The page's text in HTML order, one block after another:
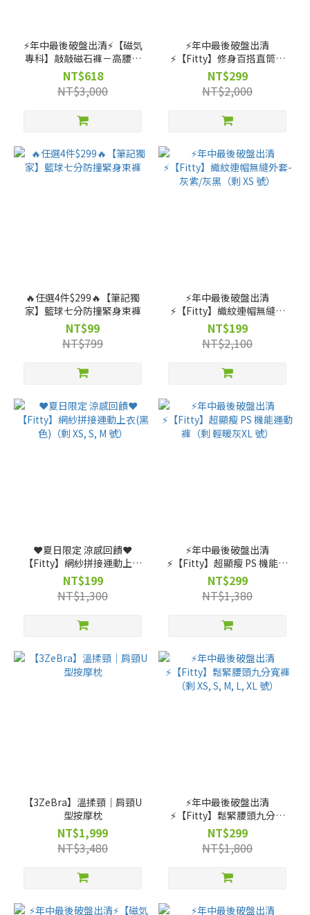
⚡️年中最後破盤出清⚡️【磁気
專科】敲敲磁石褲－高腰直
筒款（剩 XS, S, M, L, XL 號）
NT$618
NT$3,000
⚡️年中最後破盤出清
⚡️【Fitty】修身百搭直筒褲
（剩 XS, S, M, L, XL, 2XL
號）
NT$299
NT$2,000
🔥任選4件$299🔥【筆記獨
家】籃球七分防撞緊身束褲
NT$99
NT$799
⚡️年中最後破盤出清
⚡️【Fitty】織紋連帽無縫外
套-灰紫/灰黑（剩 XS 號）
NT$199
NT$2,100
❤️夏日限定 涼感回饋❤️
【Fitty】網紗拼接運動上衣
(黑色)（剩 XS, S, M 號）
NT$199
NT$1,300
⚡️年中最後破盤出清
⚡️【Fitty】超顯瘦 PS 機能運
動褲（剩 輕暖灰XL 號）
NT$299
NT$1,380
【3ZeBra】溫揉頸｜肩頸U
型按摩枕
NT$1,999
NT$3,480
⚡️年中最後破盤出清
⚡️【Fitty】鬆緊腰頭九分寬
褲（剩 XS, S, M, L, XL 號）
NT$299
NT$1,800